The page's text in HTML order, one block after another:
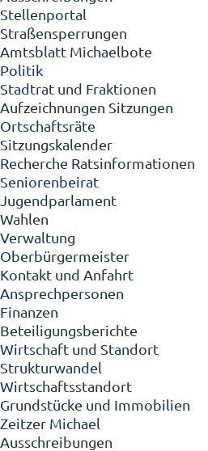
Stellenportal
Straßensperrungen
Amtsblatt Michaelbote
Politik
Stadtrat und Fraktionen
Aufzeichnungen Sitzungen
Ortschaftsräte
Sitzungskalender
Recherche Ratsinformationen
Seniorenbeirat
Jugendparlament
Wahlen
Verwaltung
Oberbürgermeister
Kontakt und Anfahrt
Ansprechpersonen
Finanzen
Beteiligungsberichte
Wirtschaft und Standort
Strukturwandel
Wirtschaftsstandort
Grundstücke und Immobilien
Zeitzer Michael
Ausschreibungen